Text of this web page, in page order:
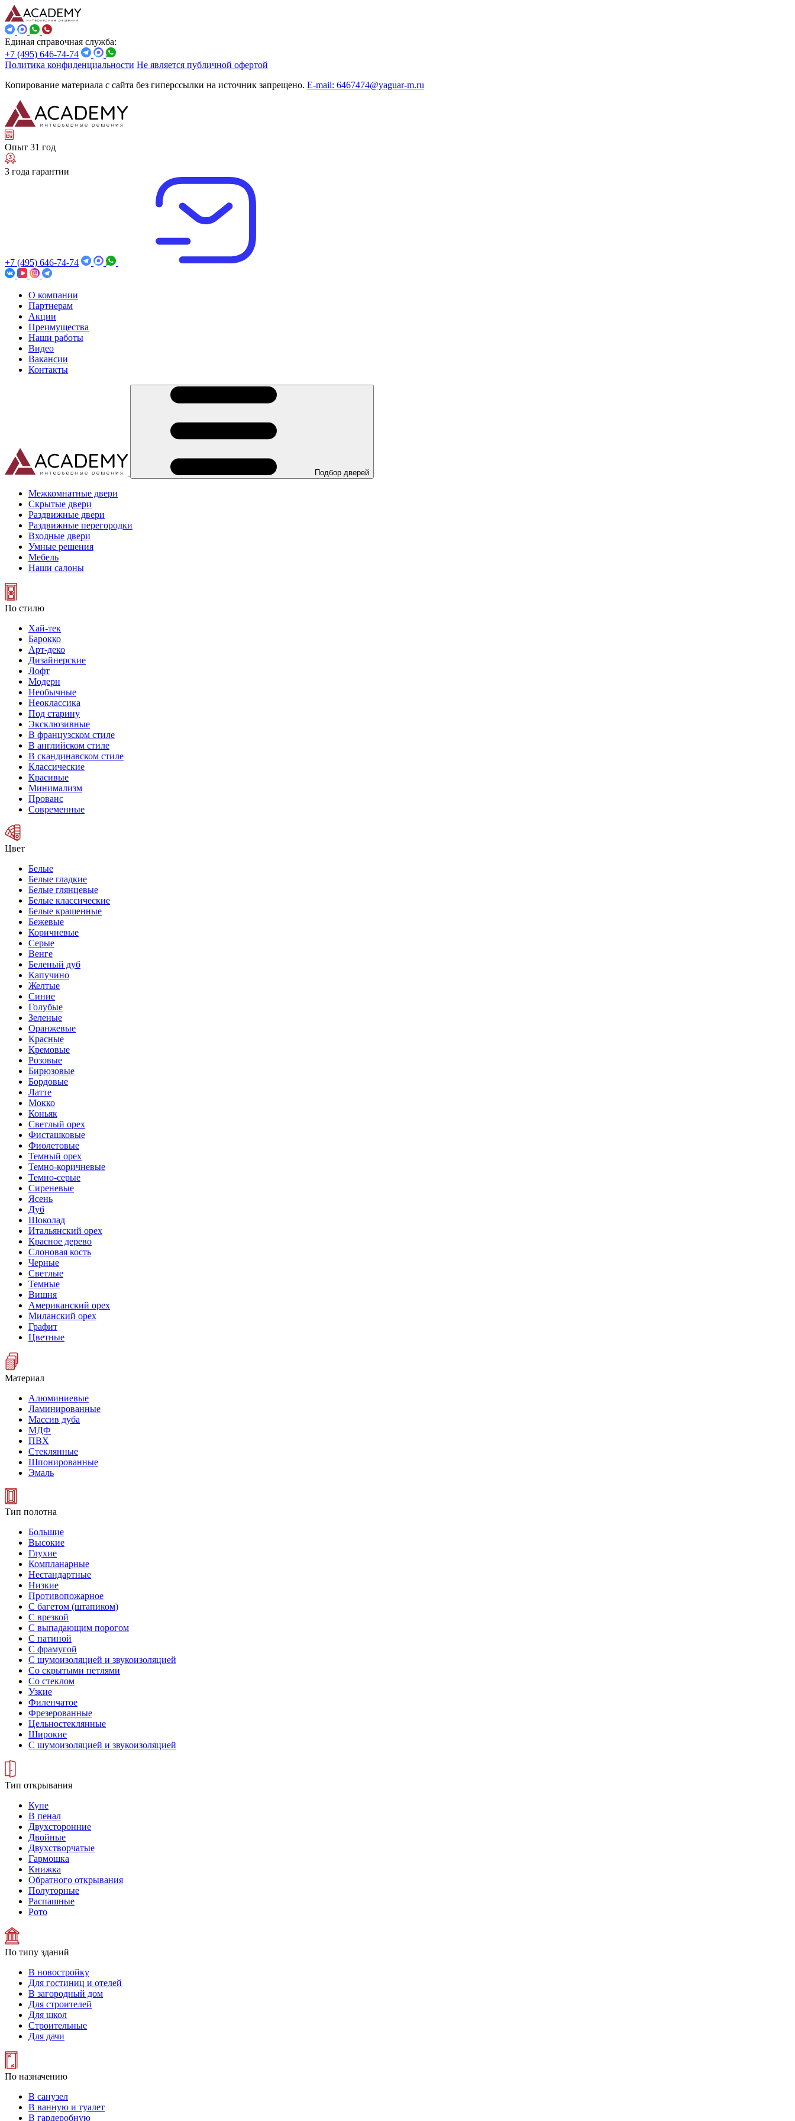
Единая справочная служба:
+7 (495) 646-74-74
Политика конфиденциальности Не является публичной офертой
Копирование материала с сайта без гиперссылки на источник запрещено. E-mail: 6467474@yaguar-m.ru
Опыт 31 год
3 года гарантии
+7 (495) 646-74-74
О компании
Партнерам
Акции
Преимущества
Наши работы
Видео
Вакансии
Контакты
Подбор дверей
Межкомнатные двери
Скрытые двери
Раздвижные двери
Раздвижные перегородки
Входные двери
Умные решения
Мебель
Наши салоны
По стилю
Хай-тек
Барокко
Арт-деко
Дизайнерские
Лофт
Модерн
Необычные
Неоклассика
Под старину
Эксклюзивные
В французском стиле
В английском стиле
В скандинавском стиле
Классические
Красивые
Минимализм
Прованс
Современные
Цвет
Белые
Белые гладкие
Белые глянцевые
Белые классические
Белые крашенные
Бежевые
Коричневые
Серые
Венге
Беленый дуб
Капучино
Желтые
Синие
Голубые
Зеленые
Оранжевые
Красные
Кремовые
Розовые
Бирюзовые
Бордовые
Латте
Мокко
Коньяк
Светлый орех
Фисташковые
Фиолетовые
Темный орех
Темно-коричневые
Темно-серые
Сиреневые
Ясень
Дуб
Шоколад
Итальянский орех
Красное дерево
Слоновая кость
Черные
Светлые
Темные
Вишня
Американский орех
Миланский орех
Графит
Цветные
Материал
Алюминиевые
Ламинированные
Массив дуба
МДФ
ПВХ
Стеклянные
Шпонированные
Эмаль
Тип полотна
Большие
Высокие
Глухие
Компланарные
Нестандартные
Низкие
Противопожарное
С багетом (штапиком)
С врезкой
С выпадающим порогом
С патиной
С фрамугой
С шумоизоляцией и звукоизоляцией
Со скрытыми петлями
Со стеклом
Узкие
Филенчатое
Фрезерованные
Цельностеклянные
Широкие
С шумоизоляцией и звукоизоляцией
Тип открывания
Купе
В пенал
Двухсторонние
Двойные
Двухстворчатые
Гармошка
Книжка
Обратного открывания
Полуторные
Распашные
Рото
По типу зданий
В новостройку
Для гостиниц и отелей
В загородный дом
Для строителей
Для школ
Строительные
Для дачи
По назначению
В санузел
В ванную и туалет
В гардеробную